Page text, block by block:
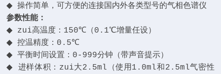
◆操作简单，可方便的连接国内外各类型号的气相色谱仪
参数性能：
◆ zui高温度： 150℃ （0.1℃增量任设）
◆控温精度： 0.5℃
◆平衡时间设置： 0-999分钟 （带声音提示）
◆ 进样体积：zui大2.5ml（使用1.0ml和2.5ml气密性